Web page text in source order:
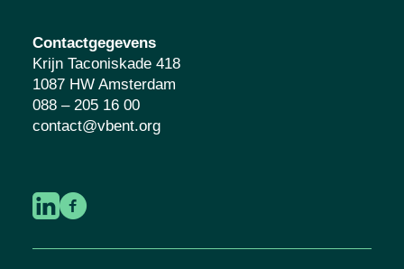
Contactgegevens
Krijn Taconiskade 418
1087 HW Amsterdam
088 – 205 16 00
contact@vbent.org